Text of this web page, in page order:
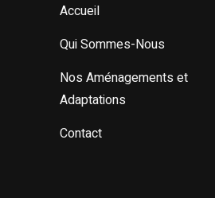
Accueil
Qui Sommes-Nous
Nos Aménagements et
Adaptations
Contact